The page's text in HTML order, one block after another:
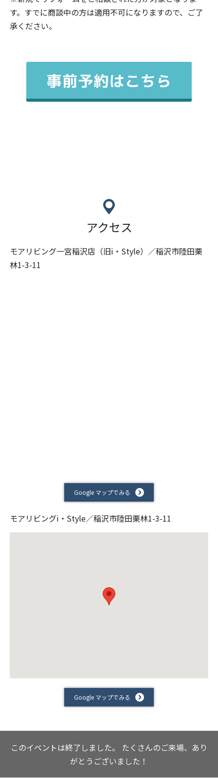
す。すでに商談中の方は適用不可になりますので、ご了
承ください。
アクセス
モアリビング一宮稲沢店（旧i・Style）／稲沢市陸田栗
林1-3-11
Google マップでみる
モアリビングi・Style／稲沢市陸田栗林1-3-11
Google マップでみる
このイベントは終了しました。 たくさんのご来場、あり
がとうございました！